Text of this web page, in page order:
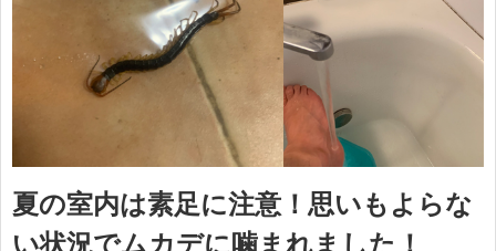
夏の室内は素足に注意！思いもよらな
い状況でムカデに噛まれました！